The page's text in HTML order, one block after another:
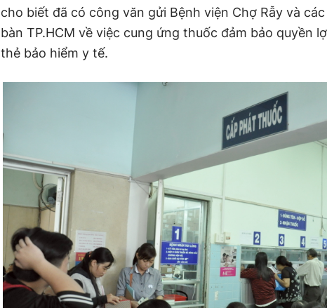
cho biết đã có công văn gửi Bệnh viện Chợ Rẫy và
bàn TP.HCM về việc cung ứng thuốc đảm bảo quyền
thẻ bảo hiểm y tế.